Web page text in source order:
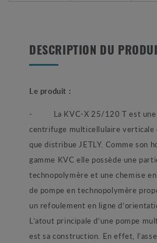
DESCRIPTION DU
Le produit :
- La KVC-X 25/120 T est une
centrifuge multicellulaire verticale
que distribue JETLY. Comme son
gamme KVC elle possède une
technopolymère et une chemise
de pompe en technopolymère
un refoulement en ligne
L’atout principale d’une pompe
est sa construction. En effet,